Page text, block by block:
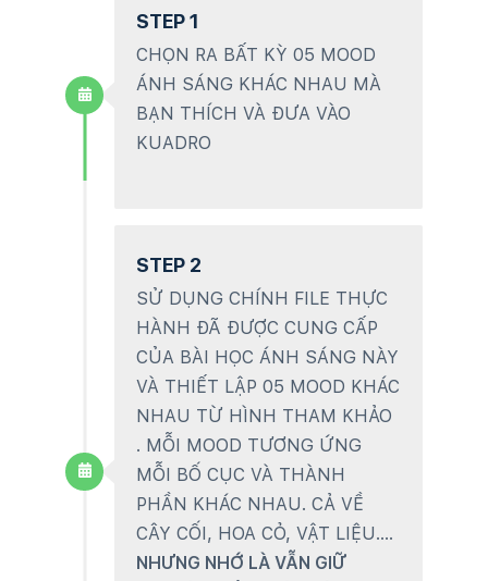
STEP 1
CHỌN RA BẤT KỲ 05 MOOD
ÁNH SÁNG KHÁC NHAU MÀ
BẠN THÍCH VÀ ĐƯA VÀO
KUADRO
STEP 2
SỬ DỤNG CHÍNH FILE THỰC
HÀNH ĐÃ ĐƯỢC CUNG CẤP
CỦA BÀI HỌC ÁNH SÁNG NÀY
VÀ THIẾT LẬP 05 MOOD KHÁC
NHAU TỪ HÌNH THAM KHẢO
. MỖI MOOD TƯƠNG ỨNG
MỖI BỐ CỤC VÀ THÀNH
PHẦN KHÁC NHAU. CẢ VỀ
CÂY CỐI, HOA CỎ, VẬT LIỆU….
NHƯNG NHỚ LÀ VẪN GIỮ